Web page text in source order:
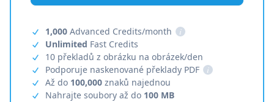
1,000 Advanced Credits/month
i
Unlimited Fast Credits
10 překladů z obrázku na obrázek/den
Podporuje naskenované překlady PDF
i
Až do 100,000 znaků najednou
Nahrajte soubory až do 100 MB